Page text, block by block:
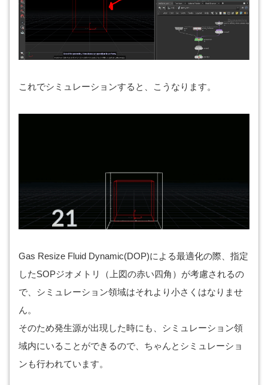
これでシミュレーションすると、こうなります。
Gas Resize Fluid Dynamic(DOP)による最適化の際、指定
したSOPジオメトリ（上図の赤い四角）が考慮されるの
で、シミュレーション領域はそれより小さくはなりませ
ん。
そのため発生源が出現した時にも、シミュレーション領
域内にいることができるので、ちゃんとシミュレーショ
ンも行われています。